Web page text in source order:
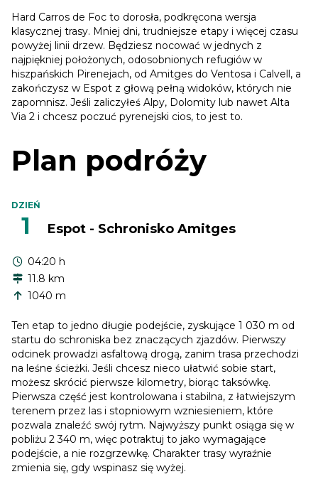
Hard Carros de Foc to dorosła, podkręcona wersja
klasycznej trasy. Mniej dni, trudniejsze etapy i więcej czasu
powyżej linii drzew. Będziesz nocować w jednych z
najpiękniej położonych, odosobnionych refugiów w
hiszpańskich Pirenejach, od Amitges do Ventosa i Calvell, a
zakończysz w Espot z głową pełną widoków, których nie
zapomnisz. Jeśli zaliczyłeś Alpy, Dolomity lub nawet Alta
Via 2 i chcesz poczuć pyrenejski cios, to jest to.
Plan podróży
DZIEŃ
1 Espot - Schronisko Amitges
04:20 h
11.8 km
1040 m
Ten etap to jedno długie podejście, zyskujące 1 030 m od
startu do schroniska bez znaczących zjazdów. Pierwszy
odcinek prowadzi asfaltową drogą, zanim trasa przechodzi
na leśne ścieżki. Jeśli chcesz nieco ułatwić sobie start,
możesz skrócić pierwsze kilometry, biorąc taksówkę.
Pierwsza część jest kontrolowana i stabilna, z łatwiejszym
terenem przez las i stopniowym wzniesieniem, które
pozwala znaleźć swój rytm. Najwyższy punkt osiąga się w
pobliżu 2 340 m, więc potraktuj to jako wymagające
podejście, a nie rozgrzewkę. Charakter trasy wyraźnie
zmienia się, gdy wspinasz się wyżej.